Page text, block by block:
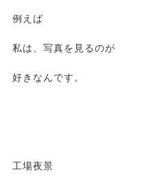
例えば
私は、写真を見るのが
好きなんです。
工場夜景